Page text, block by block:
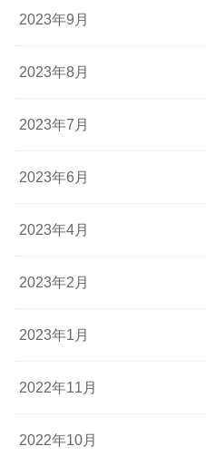
2023年9月
2023年8月
2023年7月
2023年6月
2023年4月
2023年2月
2023年1月
2022年11月
2022年10月